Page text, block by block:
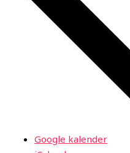
Google kalender